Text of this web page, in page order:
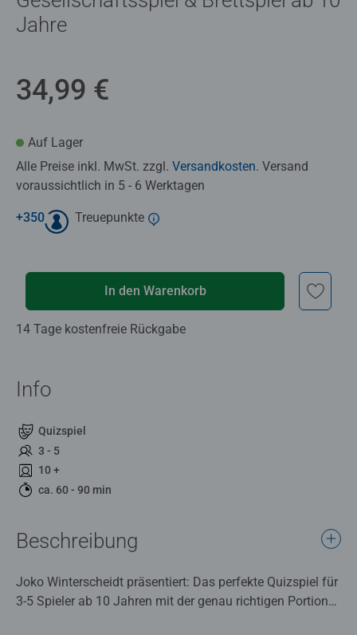
Jahre
34,99 €
Auf Lager
Alle Preise inkl. MwSt. zzgl. Versandkosten. Versand
voraussichtlich in 5 - 6 Werktagen
+350 Treuepunkte
In den Warenkorb
14 Tage kostenfreie Rückgabe
Info
Quizspiel
3 - 5
10 +
ca. 60 - 90 min
Beschreibung
Joko Winterscheidt präsentiert: Das perfekte Quizspiel für
3-5 Spieler ab 10 Jahren mit der genau richtigen Portion